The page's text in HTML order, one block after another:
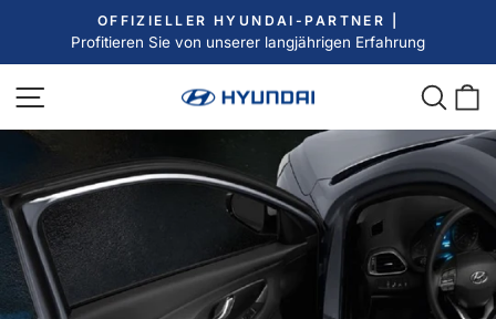
Inhalt
Pause
OFFIZIELLER HYUNDAI-PARTNER |
Profitieren Sie von unserer langjährigen Erfahrung
Seitennavigation